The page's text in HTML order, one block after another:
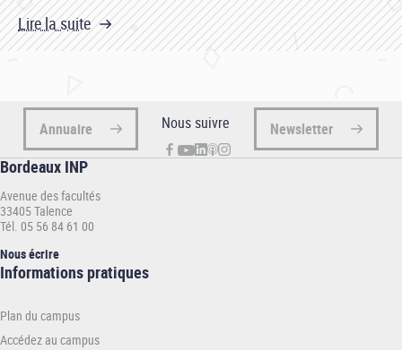
Lire la suite
Annuaire Nous suivre Newsletter
Bordeaux INP
Avenue des facultés
33405 Talence
Tél. 05 56 84 61 00
Nous écrire
Informations
INP
Informations pratiques
Plan du campus
Accédez au campus